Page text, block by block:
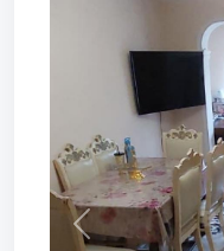
Prev